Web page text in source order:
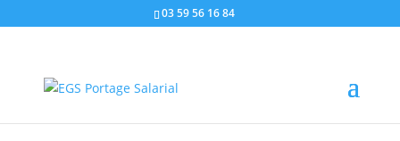
03 59 56 16 84